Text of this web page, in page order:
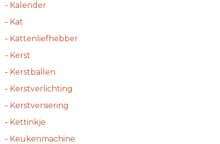
- Kalender
- Kat
- Kattenliefhebber
- Kerst
- Kerstballen
- Kerstverlichting
- Kerstversiering
- Kettinkje
- Keukenmachine